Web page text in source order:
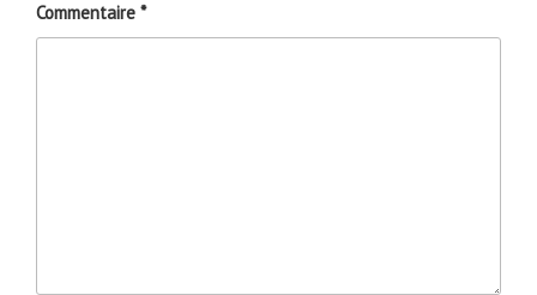
Commentaire *